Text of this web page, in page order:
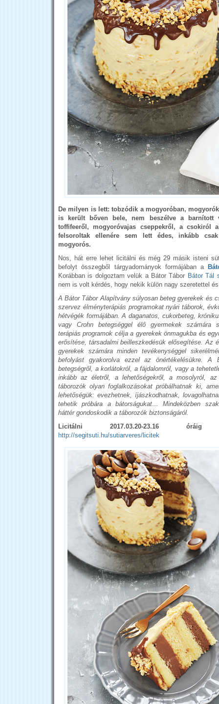
De milyen is lett: tobzódik a mogyoróban,
is került bőven bele, nem beszélve a barnított
toffifeeről, mogyoróvajas cseppekről, a csokiról
felsoroltak ellenére sem lett édes, inkább
mogyorós.
Nos, hát erre lehet licitálni és még 29 másik isteni
befolyt összegből tárgyadományok formájában a
Korábban is dolgoztam velük a Bátor Tábor Bátor Tál
nem is volt kérdés, hogy nekik külön nagy szeretettel
A Bátor Tábor Alapítvány súlyosan beteg gyerekek és
szervez élményterápiás programokat nyári táborok,
hétvégék formájában. A daganatos, cukorbeteg,
vagy Crohn betegséggel élő gyermekek számára
terápiás programok célja a gyerekek önmagukba és
erősítése, társadalmi beilleszkedésük elősegítése. Az
gyerekek számára minden tevékenységgel
befolyást gyakorolva ezzel az önértékelésükre. A
betegségről, a korlátokról, a fájdalomról, vagy a
inkább az életről, a lehetőségekről, a mosolyról, az
táborozók olyan foglalkozásokat próbálhatnak ki,
lehetőségük: evezhetnek, íjászkodhatnak,
tehetik próbára a bátorságukat… Mindeközben
háttér gondoskodik a táborozók biztonságáról.
Licitálni 2017.03.20-23.16 óráig
http://segitsuti.hu/sutiarveres/licitek